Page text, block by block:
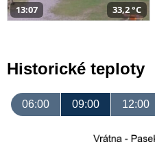
13:07 33,2 °C
Historické teploty
06:00 09:00 12:00